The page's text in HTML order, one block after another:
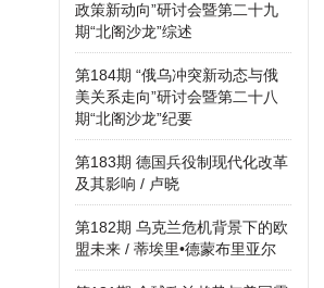
政策新动向”研讨会暨第二十九
期“北阁沙龙”综述
第184期 “俄乌冲突新动态与俄
美关系走向”研讨会暨第二十八
期“北阁沙龙”纪要
第183期 德国兵役制现代化改革
及其影响 / 卢晓
第182期 乌克兰危机背景下的欧
盟未来 / 蒂埃里•德蒙布里亚尔